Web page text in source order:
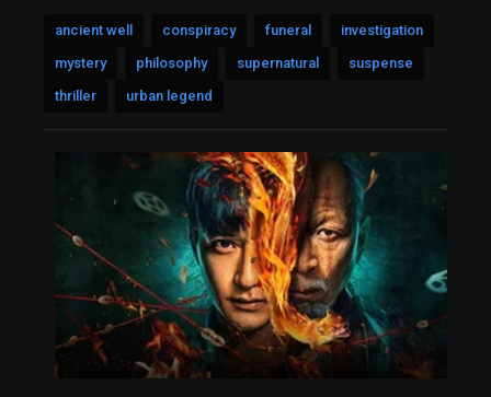
ancient well conspiracy funeral
investigation
mystery
philosophy supernatural
suspense
thriller
urban legend